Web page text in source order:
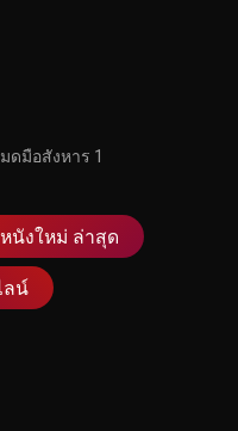
ดมือสังหาร 1
นังใหม่ ล่าสุด
ลน์